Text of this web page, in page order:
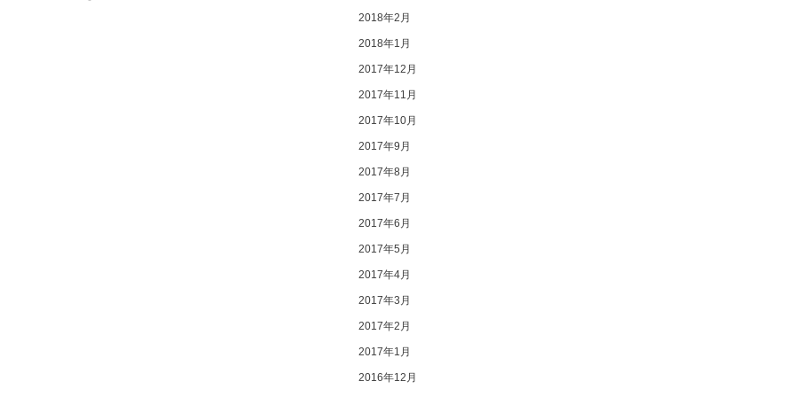
2018年2月
2018年1月
2017年12月
2017年11月
2017年10月
2017年9月
2017年8月
2017年7月
2017年6月
2017年5月
2017年4月
2017年3月
2017年2月
2017年1月
2016年12月